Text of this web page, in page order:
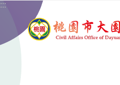
跳到主要內容區塊
:::